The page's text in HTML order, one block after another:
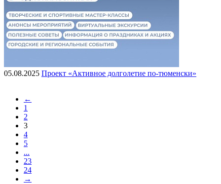
05.08.2025 Проект «Активное долголетие по-тюменски»
←
1
2
3
4
5
...
23
24
→